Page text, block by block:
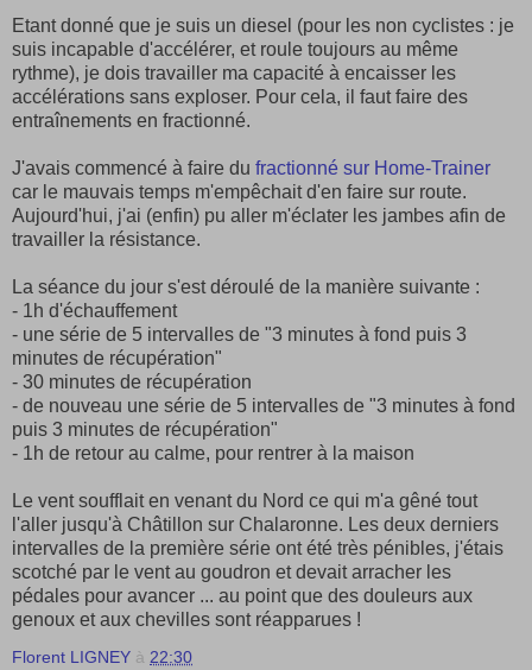
Etant donné que je suis un diesel (pour les non cyclistes : je
suis incapable d'accélérer, et roule toujours au même
rythme), je dois travailler ma capacité à encaisser les
accélérations sans exploser. Pour cela, il faut faire des
entraînements en fractionné.
J'avais commencé à faire du fractionné sur Home-Trainer
car le mauvais temps m'empêchait d'en faire sur route.
Aujourd'hui, j'ai (enfin) pu aller m'éclater les jambes afin de
travailler la résistance.
La séance du jour s'est déroulé de la manière suivante :
- 1h d'échauffement
- une série de 5 intervalles de "3 minutes à fond puis 3
minutes de récupération"
- 30 minutes de récupération
- de nouveau une série de 5 intervalles de "3 minutes à fond
puis 3 minutes de récupération"
- 1h de retour au calme, pour rentrer à la maison
Le vent soufflait en venant du Nord ce qui m'a gêné tout
l'aller jusqu'à Châtillon sur Chalaronne. Les deux derniers
intervalles de la première série ont été très pénibles, j'étais
scotché par le vent au goudron et devait arracher les
pédales pour avancer ... au point que des douleurs aux
genoux et aux chevilles sont réapparues !
Florent LIGNEY à 22:30